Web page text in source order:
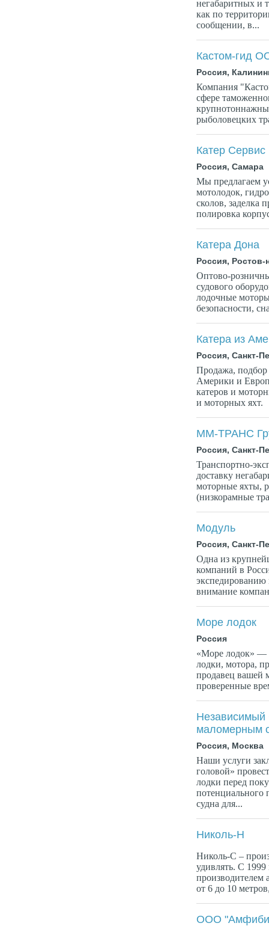
негабаритных и
как по
сообщении, в...
Кастом-гид
Россия,
Компания
сфере
рыболовецких
Катер Сервис
Россия, Самара
Мы предлагаем
мотолодок,
сколов, заделка
полировка
Катера Дона
Россия, Ростов-
Оптово-
судового
лодочные
безопасности,
Катера из
Россия, Санкт-
Продажа, подбор
Aмерики и
катеров и
и моторных яхт.
ММ-ТРАНС
Россия, Санкт-
Транспортно-
доставку
моторные яхты,
(низкорамные
Модуль
Россия, Санкт-
Одна из
компаний в
экспедированию
внимание
Море лодок
Россия
«Море лодок» —
лодки, мотора,
продавец вашей
проверенные
Независимый
маломерным
Россия, Москва
Наши услуги
головой»
лодки перед
потенциального
судна для...
Николь-Н
Николь-С –
удивлять. С
от 6 до 10
ООО